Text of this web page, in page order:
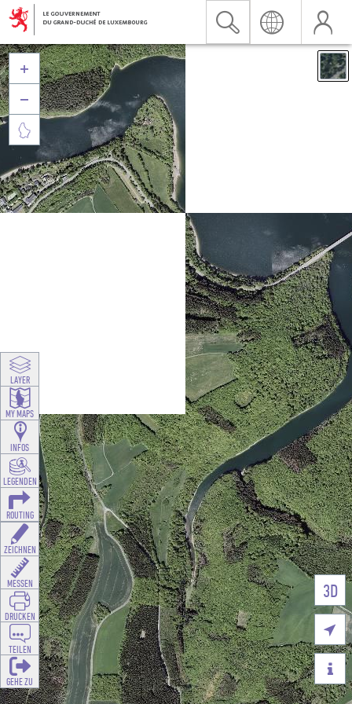
3D





LAYER
MY MAPS
INFOS
LEGENDEN
ROUTING
ZEICHNEN
MESSEN
DRUCKEN
TEILEN
GEHE ZU